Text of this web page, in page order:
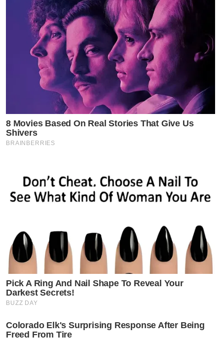
8 Movies Based On Real Stories That Give Us
Shivers
BRAINBERRIES
Pick A Ring And Nail Shape To Reveal Your
Darkest Secrets!
BUZZ DAY
Colorado Elk's Surprising Response After Being
Freed From Tire